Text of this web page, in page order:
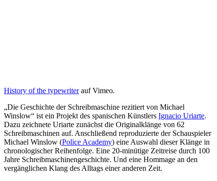
History of the typewriterauf Vimeo.
„Die Geschichte der Schreibmaschine rezitiert von Michael
Winslow“ ist ein Projekt des spanischen Künstlers Ignacio Uriarte.
Dazu zeichnete Uriarte zunächst die Originalklänge von 62
Schreibmaschinen auf. Anschließend reproduzierte der Schauspieler
Michael Winslow (Police Academy) eine Auswahl dieser Klänge in
chronologischer Reihenfolge. Eine 20-minütige Zeitreise durch 100
Jahre Schreibmaschinengeschichte. Und eine Hommage an den
vergänglichen Klang des Alltags einer anderen Zeit.